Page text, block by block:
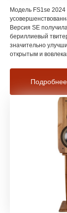
Модель FS1se
Версия SE
бериллиевый
значительно
открытым и
Подробнее